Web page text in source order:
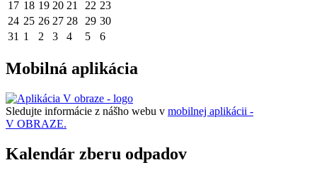
17 18 19 20 21 22 23
24 25 26 27 28 29 30
31 1 2 3 4 5 6
Mobilná aplikácia
Sledujte informácie z nášho webu v mobilnej aplikácii -
V OBRAZE.
Kalendár zberu odpadov